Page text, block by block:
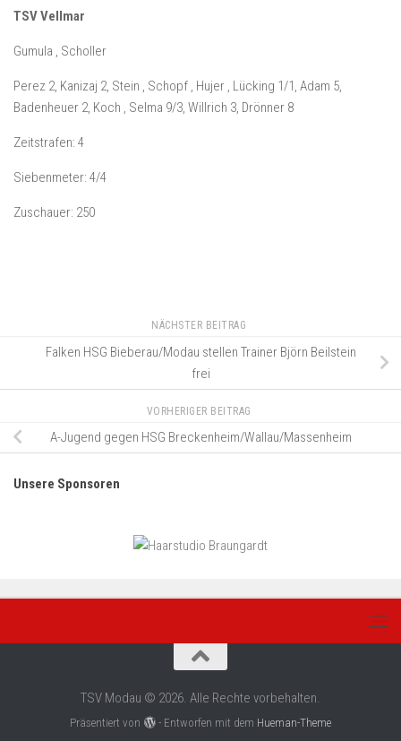
TSV Vellmar
Gumula , Scholler
Perez 2, Kanizaj 2, Stein , Schopf , Hujer , Lücking 1/1, Adam 5,
Badenheuer 2, Koch , Selma 9/3, Willrich 3, Drönner 8
Zeitstrafen: 4
Siebenmeter: 4/4
Zuschauer: 250
NÄCHSTER BEITRAG
Falken HSG Bieberau/Modau stellen Trainer Björn Beilstein
frei
VORHERIGER BEITRAG
A-Jugend gegen HSG Breckenheim/Wallau/Massenheim
Unsere Sponsoren
TSV Modau © 2026. Alle Rechte vorbehalten.
Präsentiert von - Entworfen mit dem Hueman-Theme